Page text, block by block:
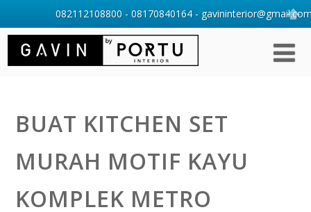
BUAT KITCHEN SET
MURAH MOTIF KAYU
KOMPLEK METRO
082112108800 - 08170840164 -